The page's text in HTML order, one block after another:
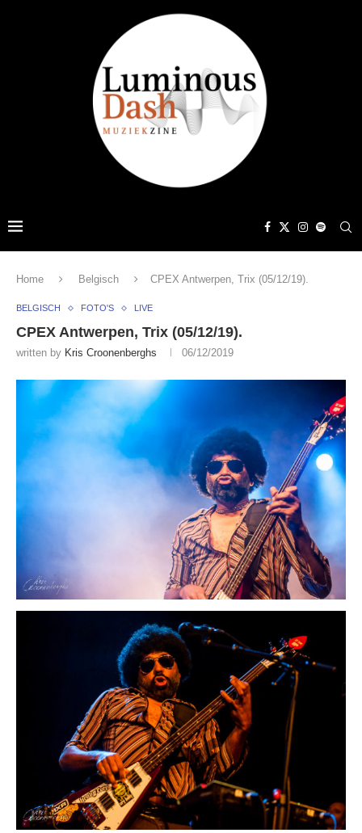
Home Belgisch CPEX Antwerpen, Trix (05/12/19).
BELGISCH FOTO'S LIVE
CPEX Antwerpen, Trix (05/12/19).
written by Kris Croonenberghs 06/12/2019